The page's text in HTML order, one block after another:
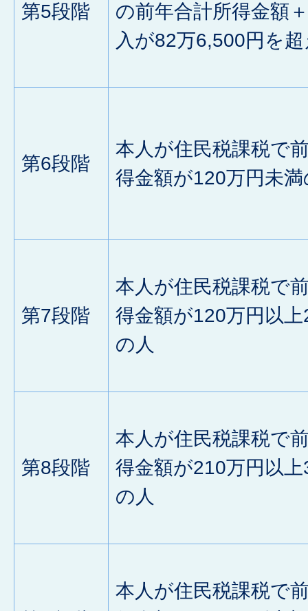
第5段階
の前年合計所得金額
入が82万6,500円を
第6段階
本人が住民税課税で
得金額が120万円未
第7段階
本人が住民税課税で
得金額が120万円以
の人
第8段階
本人が住民税課税で
得金額が210万円以
の人
本人が住民税課税で